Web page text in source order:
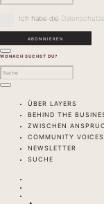
Ich habe die
WONACH SUCHST DU?
ÜBER LAYERS
BEHIND THE
ZWISCHEN
COMMUNITY VOICES
NEWSLETTER
SUCHE